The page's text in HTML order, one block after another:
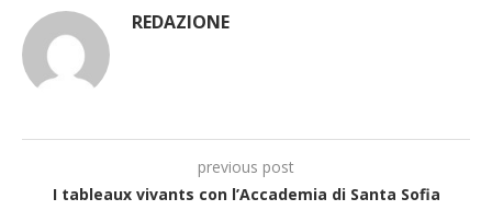
REDAZIONE
previous post
I tableaux vivants con l’Accademia di Santa Sofia